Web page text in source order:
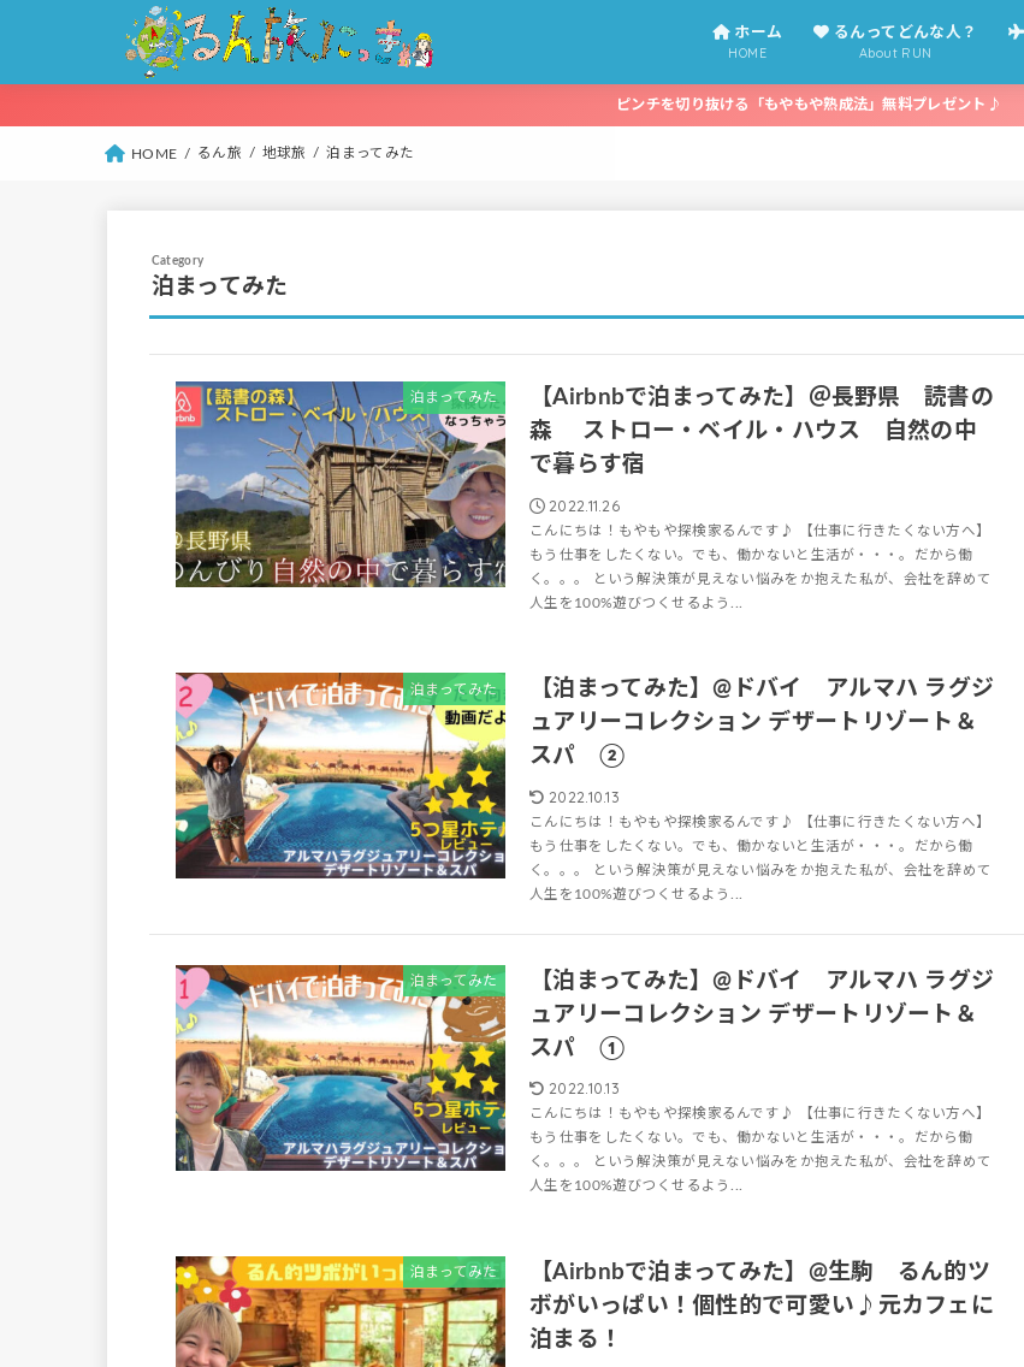
ホーム
HOME
るんってどんな人？
About RUN
ピンチを切り抜ける「もやもや熟成法」無料プレゼント♪
HOME るん旅 地球旅 泊まってみた
泊まってみた
泊まってみた
【Airbnbで泊まってみた】＠長野県 読書の
森 ストロー・ベイル・ハウス 自然の中
で暮らす宿
2022.11.26
こんにちは！もやもや探検家るんです♪ 【仕事に行きたくない方へ】
もう仕事をしたくない。でも、働かないと生活が・・・。だから働
く。。。 という解決策が見えない悩みをか抱えた私が、会社を辞めて
人生を100%遊びつくせるよう...
泊まってみた
【泊まってみた】@ドバイ アルマハ ラグジ
ュアリーコレクション デザートリゾート＆
スパ ②
2022.10.13
こんにちは！もやもや探検家るんです♪ 【仕事に行きたくない方へ】
もう仕事をしたくない。でも、働かないと生活が・・・。だから働
く。。。 という解決策が見えない悩みをか抱えた私が、会社を辞めて
人生を100%遊びつくせるよう...
泊まってみた
【泊まってみた】@ドバイ アルマハ ラグジ
ュアリーコレクション デザートリゾート＆
スパ ①
2022.10.13
こんにちは！もやもや探検家るんです♪ 【仕事に行きたくない方へ】
もう仕事をしたくない。でも、働かないと生活が・・・。だから働
く。。。 という解決策が見えない悩みをか抱えた私が、会社を辞めて
人生を100%遊びつくせるよう...
泊まってみた
【Airbnbで泊まってみた】@生駒 るん的ツ
ボがいっぱい！個性的で可愛い♪元カフェに
泊まる！